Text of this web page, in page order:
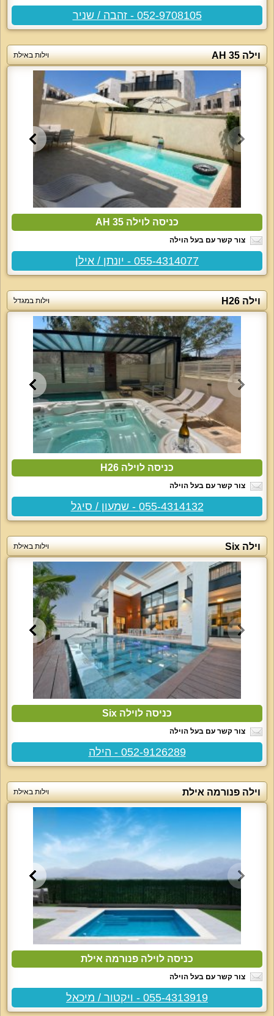
052-9708105 - זהבה / שניר
וילה AH 35 וילות באילת
כניסה לוילה AH 35
צור קשר עם בעל הוילה
055-4314077 - יונתן / אילן
וילה H26 וילות במגדל
כניסה לוילה H26
צור קשר עם בעל הוילה
055-4314132 - שמעון / סיגל
וילה Six וילות באילת
כניסה לוילה Six
צור קשר עם בעל הוילה
052-9126289 - הילה
וילה פנורמה אילת וילות באילת
כניסה לוילה פנורמה אילת
צור קשר עם בעל הוילה
055-4313919 - ויקטור / מיכאל